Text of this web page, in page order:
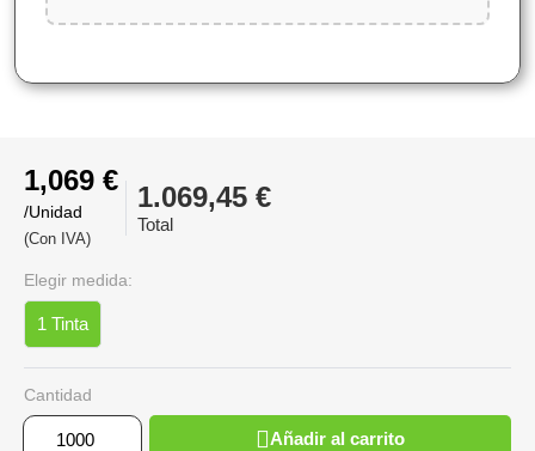
1,069 €
/Unidad
(Con IVA)
1.069,45 €
Total
Elegir medida:
1 Tinta
Cantidad
Añadir al carrito